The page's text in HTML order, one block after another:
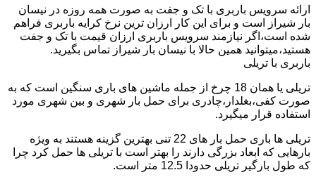
ارائه سرویس باربری با تک و جفت به صورت همه روزه در نیسان
بار شیراز است و برای این کار ارزان ترین نرخ کرایه باربری فراهم
شده است،اگر نیازمند سرویس باربری ارزان قیمت با تک و جفت
هستید،میتوانید همین حالا با نیسان بار شیراز تماس بگیرید.
باربری با تریلی
تریلی یا همان 18 چرخ از جمله ماشین های باری سنگین است که به
صورت کفی،بغلدار،چادری برای حمل بار شهری و بین شهری مورد
استفاده قرار میگیرد.
تریلی ها باری حمل بار های 22 تنی بهترین گزینه هستند به ویژه
بارهایی که ابعاد بزرگی دارند را بهتر است با تریلی ها حمل کرد چرا
که طول بارگیر تریلی حدودا 12.5 متر است.